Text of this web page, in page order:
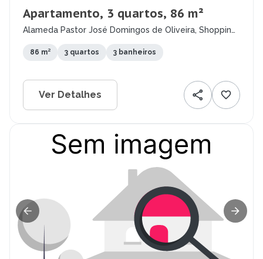
Apartamento, 3 quartos, 86 m²
Alameda Pastor José Domingos de Oliveira, Shopping
86 m² 3 quartos 3 banheiros
Ver Detalhes